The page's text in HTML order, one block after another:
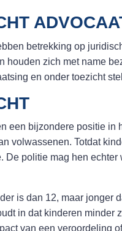
betrekking op
houden zich met name
en onder toezicht
een bijzondere positie in
volwassenen. Totdat
De politie mag hen
is dan 12, maar jonger
in dat kinderen minder
van een veroordeling